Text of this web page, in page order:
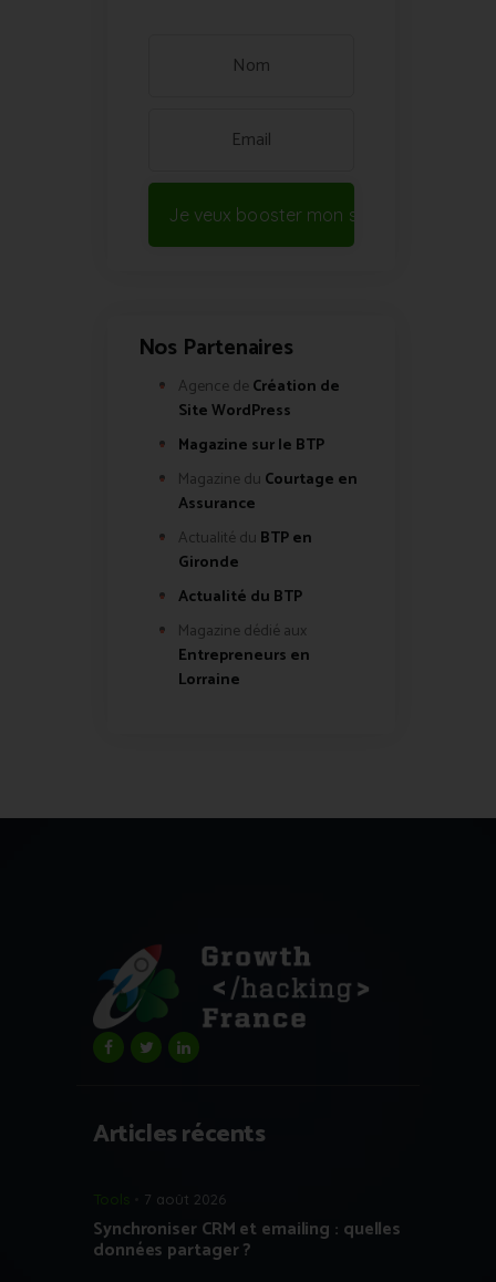
Je veux booster mon site !
Nos Partenaires
Agence de Création de
Site WordPress
Magazine sur le BTP
Magazine du Courtage en
Assurance
Actualité du BTP en
Gironde
Actualité du BTP
Magazine dédié aux
Entrepreneurs en
Lorraine
Articles récents
Tools 7 août 2026
Synchroniser CRM et emailing : quelles
données partager ?